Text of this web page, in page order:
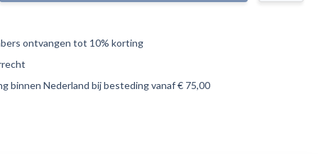
ontvangen tot 10% korting
binnen Nederland bij besteding vanaf € 75,00